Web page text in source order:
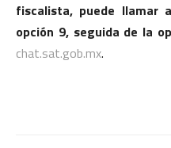
fiscalista, puede llamar
opción 9, seguida de la
chat.sat.gob.mx.